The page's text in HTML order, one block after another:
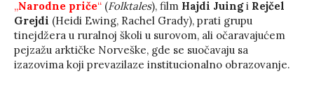
„Narodne priče“ (Folktales), film Hajdi Juingi Rejčel
Grejdi (Heidi Ewing, Rachel Grady), prati grupu
tinejdžera u ruralnoj školi u surovom, ali očaravajućem
pejzažu arktičke Norveške, gde se suočavaju sa
izazovima koji prevazilaze institucionalno obrazovanje.